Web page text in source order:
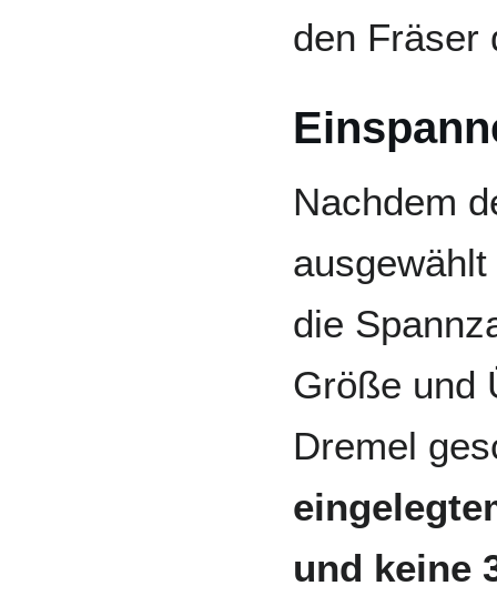
den Fräser
Nachdem
die
Größe und
Dremel
und keine